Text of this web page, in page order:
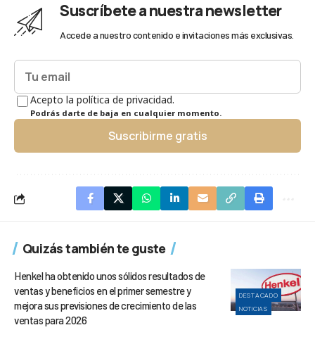
Suscríbete a nuestra newsletter
Accede a nuestro contenido e invitaciones más exclusivas.
Acepto la política de privacidad.
Podrás darte de baja en cualquier momento.
Suscribirme gratis
Quizás también te guste
DESTACADO
NOTICIAS
Henkel ha obtenido unos sólidos resultados de
ventas y beneficios en el primer semestre y
mejora sus previsiones de crecimiento de las
ventas para 2026